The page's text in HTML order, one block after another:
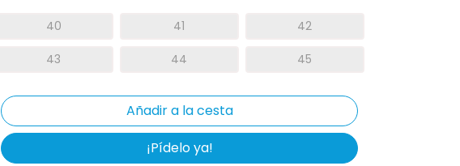
40 41 42
43 44 45
¡Pídelo ya!